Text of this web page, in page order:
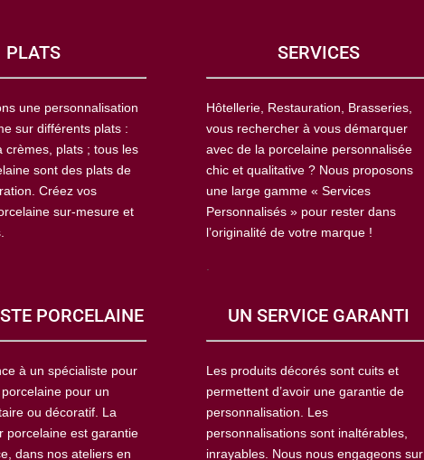
PLATS
une personnalisation
sur différents plats :
crèmes, plats ; tous les
sont des plats de
Créez vos
sur-mesure et
SERVICES
Hôtellerie, Restauration, Brasseries,
vous rechercher à vous démarquer
avec de la porcelaine personnalisée
chic et qualitative ? Nous proposons
une large gamme « Services
Personnalisés » pour rester dans
l’originalité de votre marque !
PORCELAINE
à un spécialiste pour
pour un
ou décoratif. La
porcelaine est garantie
dans nos ateliers en
UN SERVICE GARANTI
Les produits décorés sont cuits et
permettent d’avoir une garantie de
personnalisation. Les
personnalisations sont inaltérables,
inrayables. Nous nous engageons sur